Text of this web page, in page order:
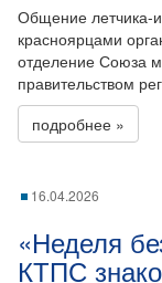
Общение летчика-
красноярцами
отделение Союза
правительством
подробнее »
16.04.2026
«Неделя
КТПС